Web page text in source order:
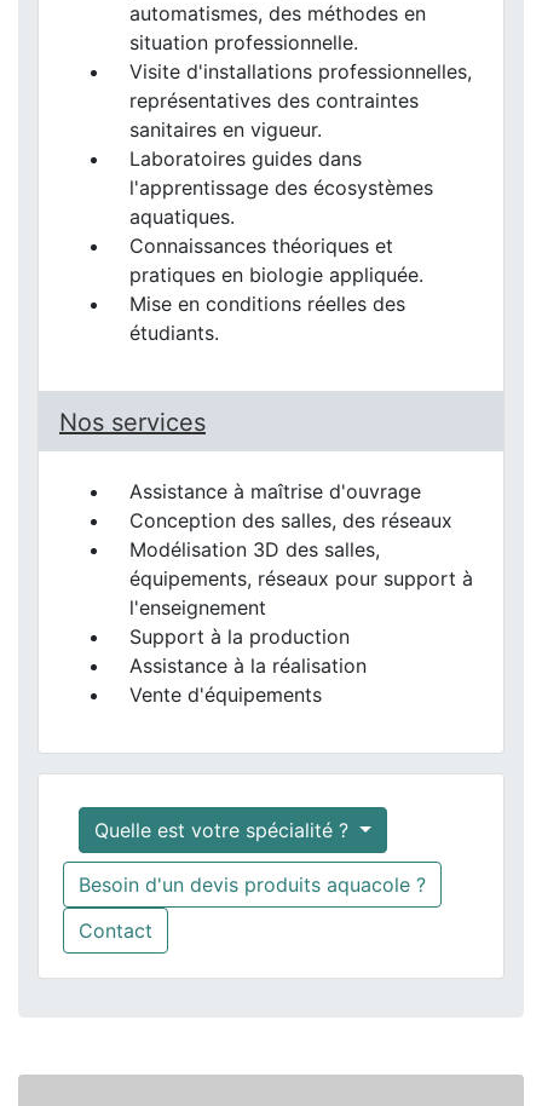
automatismes, des méthodes en
situation professionnelle.
Visite d'installations professionnelles,
représentatives des contraintes
sanitaires en vigueur.
Laboratoires guides dans
l'apprentissage des écosystèmes
aquatiques.
Connaissances théoriques et
pratiques en biologie appliquée.
Mise en conditions réelles des
étudiants.
Nos services
Assistance à maîtrise d'ouvrage
Conception des salles, des réseaux
Modélisation 3D des salles,
équipements, réseaux pour support à
l'enseignement
Support à la production
Assistance à la réalisation
Vente d'équipements
Quelle est votre spécialité ?
Besoin d'un devis produits aquacole ?
Contact